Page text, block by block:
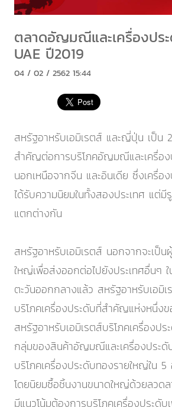
ตลาดอัญมณีและเครื่องป
UAE ปี2019
04 / 02 / 2562 15:44
สหรัฐอาหรับเอมิเรตส์ และญี่ปุ่น เป็น
สำคัญต่อการบริโภคอัญมณีและเครื่อง
นอกเหนือจากจีน และอินเดีย ซึ่งเครื่อ
ได้รับความนิยมในทั้งสองประเทศ แต่มี
แตกต่างกัน
สหรัฐอาหรับเอมิเรตส์ นอกจากจะเป็น
ใหญ่เพื่อส่งออกต่อไปยังประเทศอื่นๆ
ตะวันออกกลางแล้ว สหรัฐอาหรับเอมิ
บริโภคเครื่องประดับที่สำคัญแห่งหนึ่ง
สหรัฐอาหรับเอมิเรตส์บริโภคเครื่องป
กลุ่มของสินค้าอัญมณีและเครื่องประดั
บริโภคเครื่องประดับทองรายใหญ่ใน
โดยนิยมซื้อชิ้นงานขนาดใหญ่ด้วยลวด
มีแนวโน้มต้องการบริโภคเครื่องประดับ